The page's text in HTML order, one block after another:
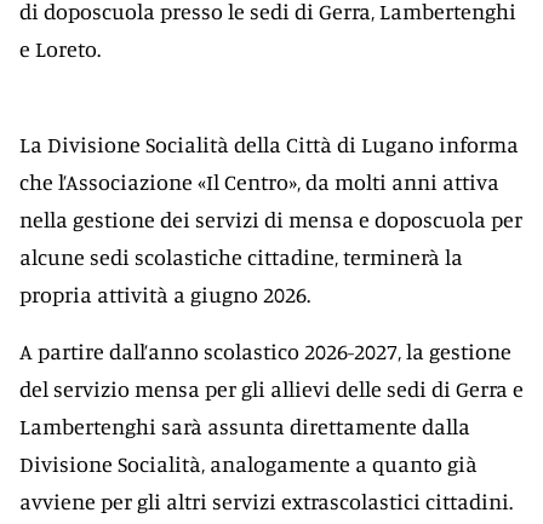
di doposcuola presso le sedi di Gerra, Lambertenghi
e Loreto.
La Divisione Socialità della Città di Lugano informa
che l’Associazione «Il Centro», da molti anni attiva
nella gestione dei servizi di mensa e doposcuola per
alcune sedi scolastiche cittadine, terminerà la
propria attività a giugno 2026.
A partire dall’anno scolastico 2026-2027, la gestione
del servizio mensa per gli allievi delle sedi di Gerra e
Lambertenghi sarà assunta direttamente dalla
Divisione Socialità, analogamente a quanto già
avviene per gli altri servizi extrascolastici cittadini.